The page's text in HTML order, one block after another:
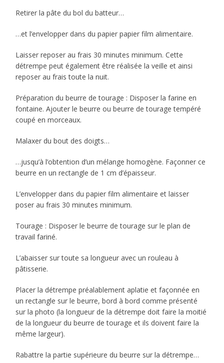
Retirer la pâte du bol du batteur…
…et l’envelopper dans du papier papier film alimentaire.
Laisser reposer au frais 30 minutes minimum. Cette
détrempe peut également être réalisée la veille et ainsi
reposer au frais toute la nuit.
Préparation du beurre de tourage : Disposer la farine en
fontaine. Ajouter le beurre ou beurre de tourage tempéré
coupé en morceaux.
Malaxer du bout des doigts…
…jusqu’à l’obtention d’un mélange homogène. Façonner ce
beurre en un rectangle de 1 cm d’épaisseur.
L’envelopper dans du papier film alimentaire et laisser
poser au frais 30 minutes minimum.
Tourage : Disposer le beurre de tourage sur le plan de
travail fariné.
L’abaisser sur toute sa longueur avec un rouleau à
pâtisserie.
Placer la détrempe préalablement aplatie et façonnée en
un rectangle sur le beurre, bord à bord comme présenté
sur la photo (la longueur de la détrempe doit faire la moitié
de la longueur du beurre de tourage et ils doivent faire la
même largeur).
Rabattre la partie supérieure du beurre sur la détrempe…